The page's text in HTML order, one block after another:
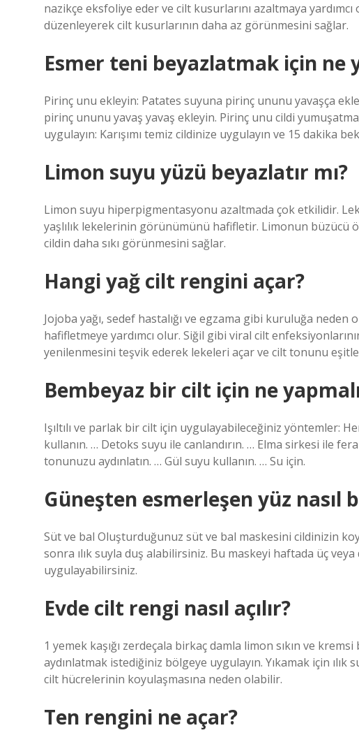
nazikçe eksfoliye eder ve cilt kusurlarını azaltmaya
düzenleyerek cilt kusurlarının daha az görünmesini sağlar.
Esmer teni beyazlatmak için ne
Pirinç unu ekleyin: Patates suyuna pirinç ununu yavaşça
pirinç ununu yavaş yavaş ekleyin. Pirinç unu cildi
uygulayın: Karışımı temiz cildinize uygulayın ve 15 dakika
Limon suyu yüzü beyazlatır mı?
Limon suyu hiperpigmentasyonu azaltmada çok etkilidir.
yaşlılık lekelerinin görünümünü hafifletir. Limonun büzücü
cildin daha sıkı görünmesini sağlar.
Hangi yağ cilt rengini açar?
Jojoba yağı, sedef hastalığı ve egzama gibi kuruluğa neden
hafifletmeye yardımcı olur. Siğil gibi viral cilt
yenilenmesini teşvik ederek lekeleri açar ve cilt tonunu
Bembeyaz bir cilt için ne
Işıltılı ve parlak bir cilt için uygulayabileceğiniz yöntemler:
kullanın. … Detoks suyu ile canlandırın. … Elma sirkesi ile
tonunuzu aydınlatın. … Gül suyu kullanın. … Su için.
Güneşten esmerleşen yüz nasıl
Süt ve bal Oluşturduğunuz süt ve bal maskesini cildinizin
sonra ılık suyla duş alabilirsiniz. Bu maskeyi haftada üç
uygulayabilirsiniz.
Evde cilt rengi nasıl açılır?
1 yemek kaşığı zerdeçala birkaç damla limon sıkın ve
aydınlatmak istediğiniz bölgeye uygulayın. Yıkamak için
cilt hücrelerinin koyulaşmasına neden olabilir.
Ten rengini ne açar?